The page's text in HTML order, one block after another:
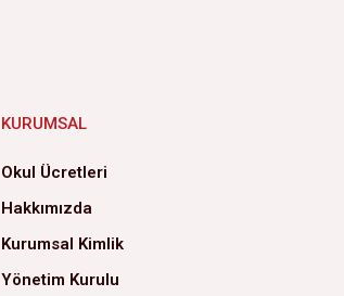
KURUMSAL
Okul Ücretleri
Hakkımızda
Kurumsal Kimlik
Yönetim Kurulu